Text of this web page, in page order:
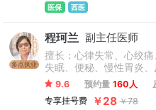
医保 西医
多点执业
程珂兰 副主任医师
擅长：心律失常、心绞痛
失眠、便秘、慢性胃炎
炎、胃十二脂肠溃疡、
征在内的消化系统、心
防治、术后调理、膏方进
9.6 预约量 160人
专享挂号费
￥28 ￥78